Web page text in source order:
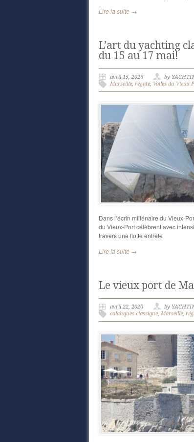
Lire la suite →
L’art du yachting
du 15 au 17 mai!
avril 15, 2026
by
Marseille, régate, Voiles du Vieux
Dans l’écrin millénaire du Vieux-
du Vieux-Port célèbrent avec
travers une flotte entrete
Lire la suite →
Le vieux port de
avril 22, 2020
by
calanques classique, Marseille,